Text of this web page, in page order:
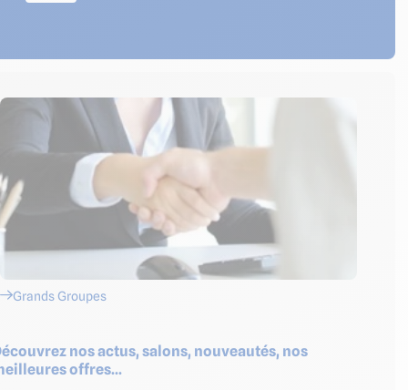
Grands Groupes
nos actus, salons, nouveautés, nos
offres...